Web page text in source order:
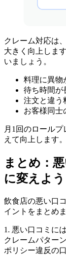
クレーム対応は
大きく向上しま
いましょう。
料理に異物
待ち時間が
注文と違う
お客様同士
月1回のロール
えて向上します。
まとめ：
に変えよう
飲食店の悪い口
イントをまとめま
1. 悪い口コミに
クレームパター
ポリシー違反の